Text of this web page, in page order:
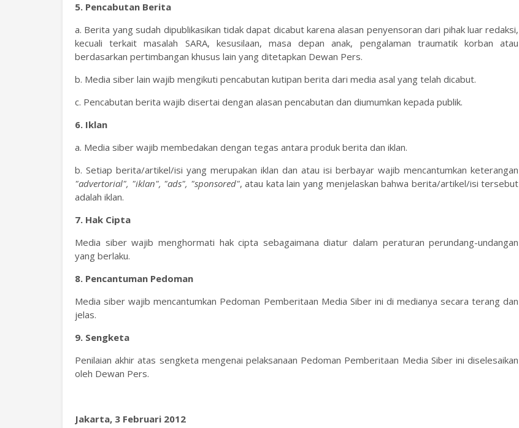
5. Pencabutan Berita
a. Berita yang sudah dipublikasikan tidak dapat dicabut karena alasan penyensoran dari pihak luar redaksi,
kecuali terkait masalah SARA, kesusilaan, masa depan anak, pengalaman traumatik korban atau
berdasarkan pertimbangan khusus lain yang ditetapkan Dewan Pers.
b. Media siber lain wajib mengikuti pencabutan kutipan berita dari media asal yang telah dicabut.
c. Pencabutan berita wajib disertai dengan alasan pencabutan dan diumumkan kepada publik.
6. Iklan
a. Media siber wajib membedakan dengan tegas antara produk berita dan iklan.
b. Setiap berita/artikel/isi yang merupakan iklan dan atau isi berbayar wajib mencantumkan keterangan
"advertorial", "iklan", "ads", "sponsored", atau kata lain yang menjelaskan bahwa berita/artikel/isi tersebut
adalah iklan.
7. Hak Cipta
Media siber wajib menghormati hak cipta sebagaimana diatur dalam peraturan perundang-undangan
yang berlaku.
8. Pencantuman Pedoman
Media siber wajib mencantumkan Pedoman Pemberitaan Media Siber ini di medianya secara terang dan
jelas.
9. Sengketa
Penilaian akhir atas sengketa mengenai pelaksanaan Pedoman Pemberitaan Media Siber ini diselesaikan
oleh Dewan Pers.
Jakarta, 3 Februari 2012